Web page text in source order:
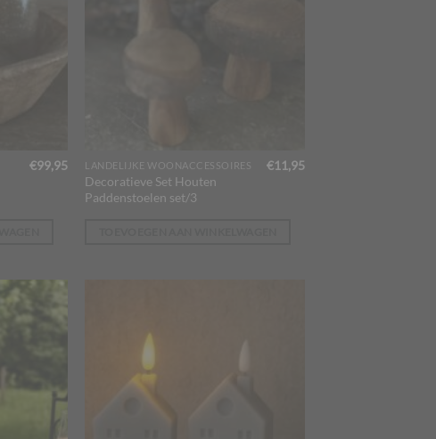
€99,95 LANDELIJKE WOONACCESSOIRES
Decoratieve Set Houten
Paddenstoelen set/3
€11,95